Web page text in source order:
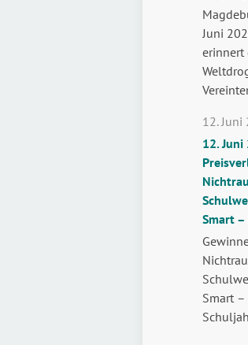
Juni
erinnert
wie
der
die…
–
12.
Smart –
12. Juni
Smart –